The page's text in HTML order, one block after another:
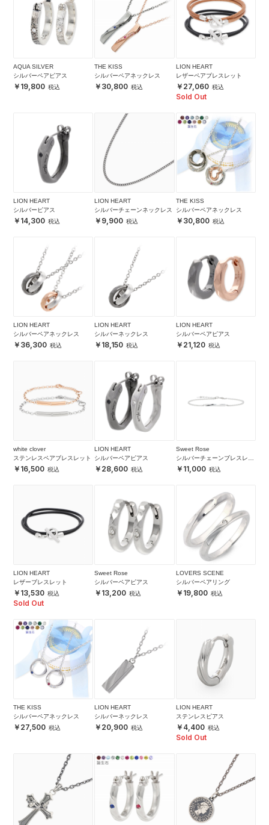
AQUA SILVER
シルバーペアピアス
19,800
THE KISS
シルバーペアネックレス
30,800
LION HEART
レザーペアブレスレット
27,060
Sold Out
LION HEART
シルバーピアス
14,300
LION HEART
シルバーチェーンネックレス
9,900
THE KISS
シルバーペアネックレス
30,800
LION HEART
シルバーペアネックレス
36,300
LION HEART
シルバーネックレス
18,150
LION HEART
シルバーペアピアス
21,120
white clover
ステンレスペアブレスレット
16,500
LION HEART
シルバーペアピアス
28,600
Sweet Rose
シルバーチェーンブレスレッ
ト 11,000
LION HEART
レザーブレスレット
13,530
Sold Out
Sweet Rose
シルバーペアピアス
13,200
LOVERS SCENE
シルバーペアリング
19,800
THE KISS
シルバーペアネックレス
27,500
LION HEART
シルバーネックレス
20,900
LION HEART
ステンレスピアス
4,400
Sold Out